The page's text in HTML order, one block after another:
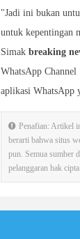
"Jadi ini bukan
untuk kepentingan
Simak breaking
WhatsApp
aplikasi WhatsApp
Penafian: Artikel
berarti bahwa situs
pun. Semua sumber
pelanggaran hak